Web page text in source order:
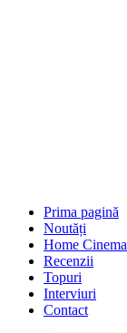
Prima pagină
Noutăți
Home Cinema
Recenzii
Topuri
Interviuri
Contact